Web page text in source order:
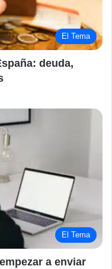
El Tema
deuda,
El Tema
a enviar